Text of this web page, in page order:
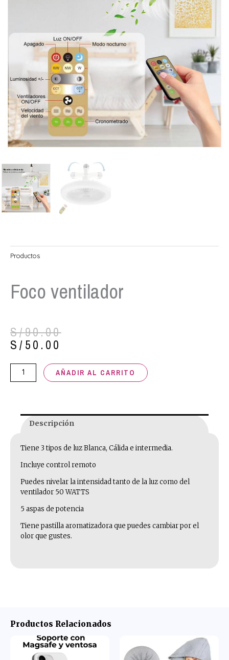
Productos
Foco ventilador
S/90.00
El
precio
era:
S/90.00.
S/50.00
El
precio
es:
S/50.00.
Foco
ventilador
AÑADIR AL CARRITO
Descripción
Tiene 3 tipos de luz Blanca, Cálida e intermedia.
Incluye control remoto
Puedes nivelar la intensidad tanto de la luz como del
ventilador 50 WATTS
5 aspas de potencia
Tiene pastilla aromatizadora que puedes cambiar por el
olor que gustes.
Productos Relacionados